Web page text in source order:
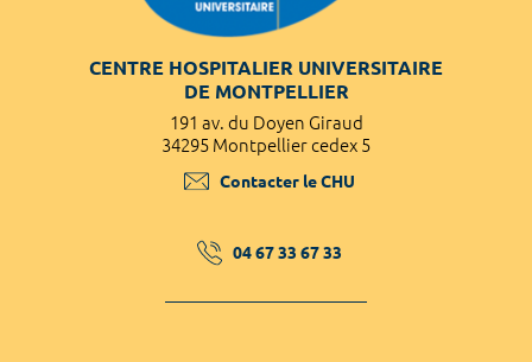
CENTRE HOSPITALIER UNIVERSITAIRE
DE MONTPELLIER
191 av. du Doyen Giraud
34295 Montpellier cedex 5
Contacter le CHU
04 67 33 67 33